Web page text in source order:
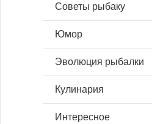
Советы рыбаку
Юмор
Эволюция рыбалки
Кулинария
Интересное